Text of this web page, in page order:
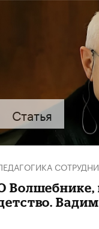
Статья